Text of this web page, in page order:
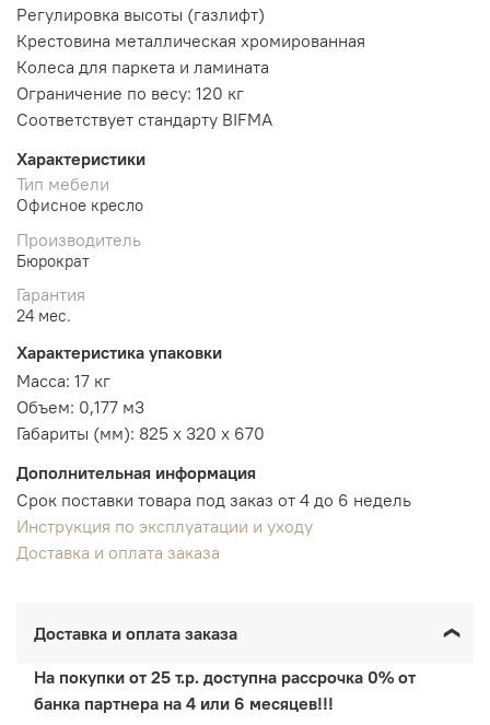
Регулировка высоты (газлифт)
Крестовина металлическая хромированная
Колеса для паркета и ламината
Ограничение по весу: 120 кг
Соответствует стандарту BIFMA
Характеристики
Тип мебели
Офисное кресло
Производитель
Бюрократ
Гарантия
24 мес.
Характеристика упаковки
Масса: 17 кг
Объем: 0,177 м3
Габариты (мм): 825 x 320 x 670
Дополнительная информация
Срок поставки товара под заказ от 4 до 6 недель
Инструкция по эксплуатации и уходу
Доставка и оплата заказа
Доставка и оплата заказа
На покупки от 25 т.р. доступна рассрочка 0% от
банка партнера на 4 или 6 месяцев!!!